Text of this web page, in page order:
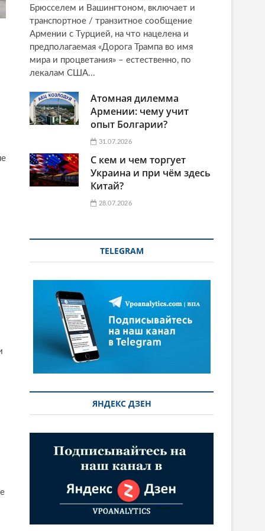
Брюсселем и Вашингтоном, включает и
транспортное / транзитное сообщение
Армении с Турцией, на что нацелена и
предполагаемая «Дорога Трампа во имя
мира и процветания» – естественно, по
лекалам США...
Атомная дилемма
Армении: чему учит
опыт Болгарии?
31.07.2026
С кем и чем торгует
Украина и при чём здесь
Китай?
28.07.2026
TELEGRAM
ЯНДЕКС ДЗЕН